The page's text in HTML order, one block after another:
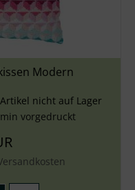
Modern
nicht auf Lager
vorgedruckt